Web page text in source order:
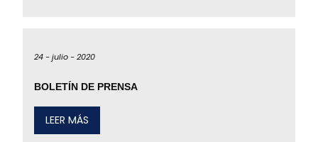
24 -julio -2020
BOLETÍN DE PRENSA
LEER MÁS